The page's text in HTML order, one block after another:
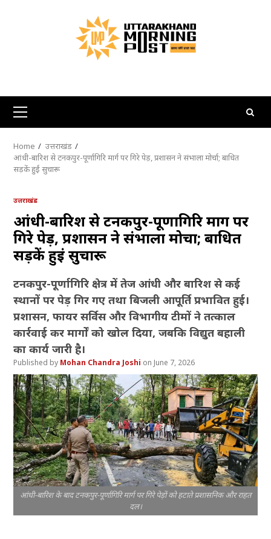
Primary
Menu
Home
उत्तराखंड
आंधी-बारिश से टनकपुर-पूर्णागिरि मार्ग पर गिरे पेड़, प्रशासन ने संभाला मोर्चा; बाधित
सड़कें हुईं सुचारू
उत्तराखंड
आंधी-बारिश से टनकपुर-पूर्णागिरि मार्ग पर
गिरे पेड़, प्रशासन ने संभाला मोर्चा; बाधित
सड़कें हुईं सुचारू
टनकपुर-पूर्णागिरि क्षेत्र में तेज आंधी और बारिश से कई
स्थानों पर पेड़ गिर गए तथा बिजली आपूर्ति प्रभावित हुई।
प्रशासन, फायर सर्विस और विभागीय टीमों ने तत्काल
कार्रवाई कर मार्गों को खोल दिया, जबकि विद्युत बहाली
का कार्य जारी है।
Mohan Chandra Joshi June 7, 2026
आंधी-बारिश के बाद टनकपुर-पूर्णागिरि मार्ग पर गिरे पेड़ों को हटाते प्रशासनिक और राहत
दल।